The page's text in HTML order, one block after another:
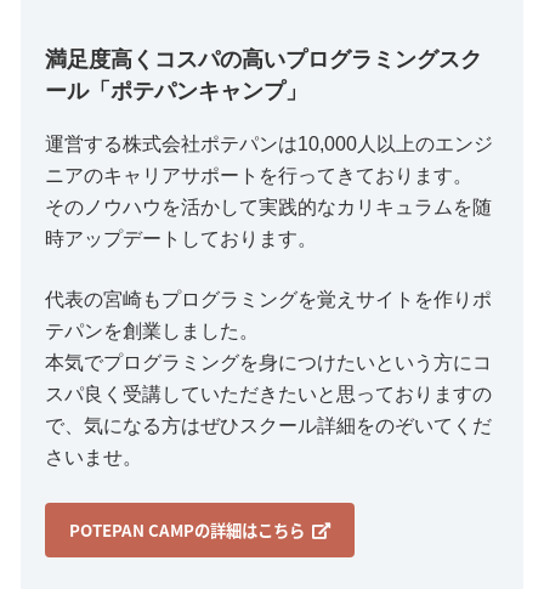
満足度高くコスパの高いプログラミングスク
ール「ポテパンキャンプ」
運営する株式会社ポテパンは10,000人以上のエンジ
ニアのキャリアサポートを行ってきております。
そのノウハウを活かして実践的なカリキュラムを随
時アップデートしております。
代表の宮崎もプログラミングを覚えサイトを作りポ
テパンを創業しました。
本気でプログラミングを身につけたいという方にコ
スパ良く受講していただきたいと思っておりますの
で、気になる方はぜひスクール詳細をのぞいてくだ
さいませ。
POTEPAN CAMPの詳細はこちら